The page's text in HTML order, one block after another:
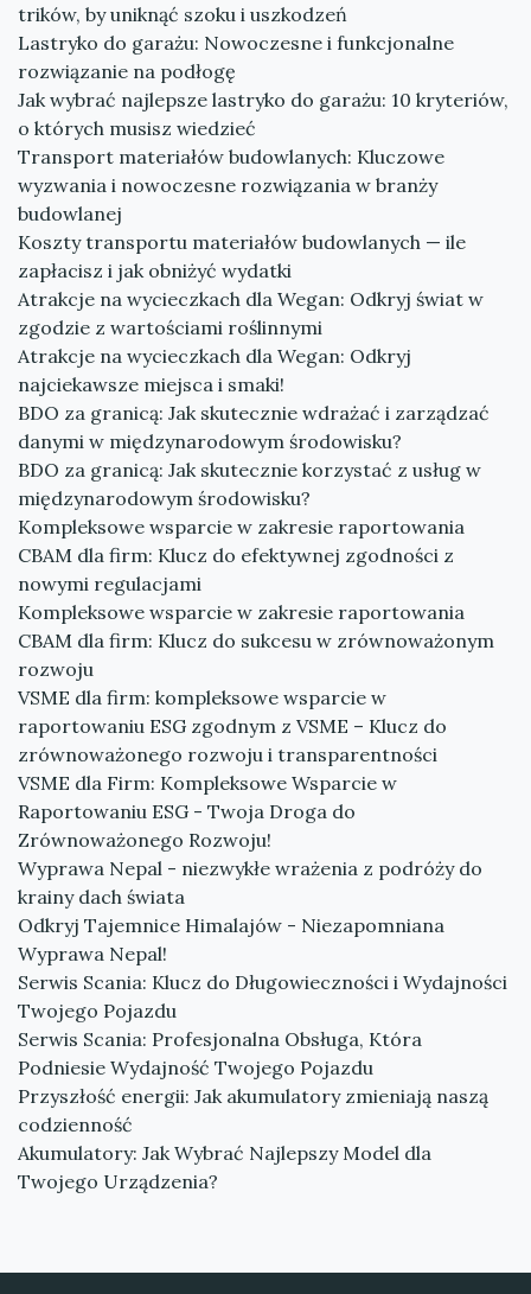
trików, by uniknąć szoku i uszkodzeń
Lastryko do garażu: Nowoczesne i funkcjonalne
rozwiązanie na podłogę
Jak wybrać najlepsze lastryko do garażu: 10 kryteriów,
o których musisz wiedzieć
Transport materiałów budowlanych: Kluczowe
wyzwania i nowoczesne rozwiązania w branży
budowlanej
Koszty transportu materiałów budowlanych — ile
zapłacisz i jak obniżyć wydatki
Atrakcje na wycieczkach dla Wegan: Odkryj świat w
zgodzie z wartościami roślinnymi
Atrakcje na wycieczkach dla Wegan: Odkryj
najciekawsze miejsca i smaki!
BDO za granicą: Jak skutecznie wdrażać i zarządzać
danymi w międzynarodowym środowisku?
BDO za granicą: Jak skutecznie korzystać z usług w
międzynarodowym środowisku?
Kompleksowe wsparcie w zakresie raportowania
CBAM dla firm: Klucz do efektywnej zgodności z
nowymi regulacjami
Kompleksowe wsparcie w zakresie raportowania
CBAM dla firm: Klucz do sukcesu w zrównoważonym
rozwoju
VSME dla firm: kompleksowe wsparcie w
raportowaniu ESG zgodnym z VSME – Klucz do
zrównoważonego rozwoju i transparentności
VSME dla Firm: Kompleksowe Wsparcie w
Raportowaniu ESG - Twoja Droga do
Zrównoważonego Rozwoju!
Wyprawa Nepal - niezwykłe wrażenia z podróży do
krainy dach świata
Odkryj Tajemnice Himalajów - Niezapomniana
Wyprawa Nepal!
Serwis Scania: Klucz do Długowieczności i Wydajności
Twojego Pojazdu
Serwis Scania: Profesjonalna Obsługa, Która
Podniesie Wydajność Twojego Pojazdu
Przyszłość energii: Jak akumulatory zmieniają naszą
codzienność
Akumulatory: Jak Wybrać Najlepszy Model dla
Twojego Urządzenia?